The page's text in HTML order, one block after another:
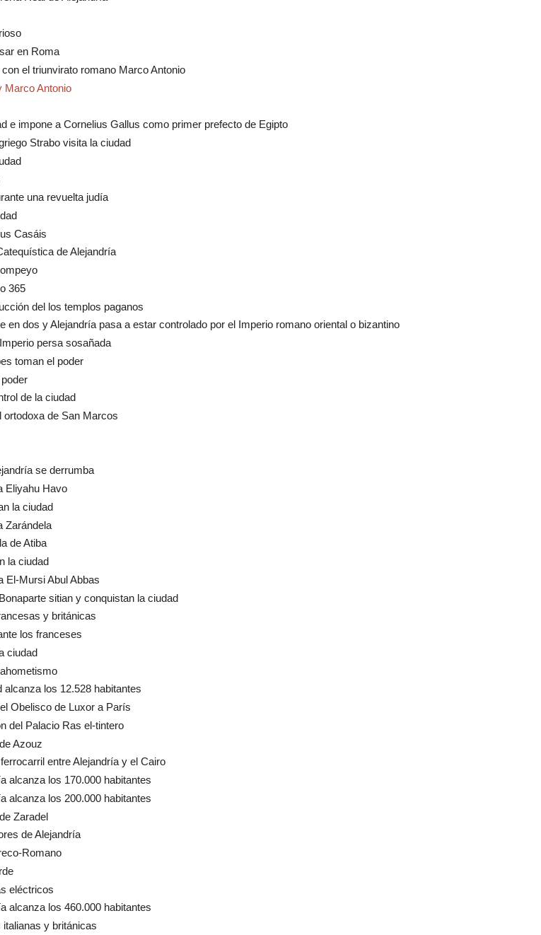
en Roma
el triunvirato romano Marco Antonio
Antonio
e impone a Cornelius Gallus como primer prefecto de Egipto
Strabo visita la ciudad
una revuelta judía
Casáis
de Alejandría
365
del los templos paganos
en dos y Alejandría pasa a estar controlado por el Imperio romano oriental o bizantino
persa sosañada
toman el poder
de la ciudad
de San Marcos
se derrumba
Eliyahu Havo
la ciudad
Zarándela
de Atiba
la ciudad
Mursi Abul Abbas
sitian y conquistan la ciudad
y británicas
los franceses
ciudad
los 12.528 habitantes
Obelisco de Luxor a París
del Palacio Ras el-tintero
Azouz
entre Alejandría y el Cairo
alcanza los 170.000 habitantes
alcanza los 200.000 habitantes
Zaradel
de Alejandría
Romano
eléctricos
alcanza los 460.000 habitantes
y británicas